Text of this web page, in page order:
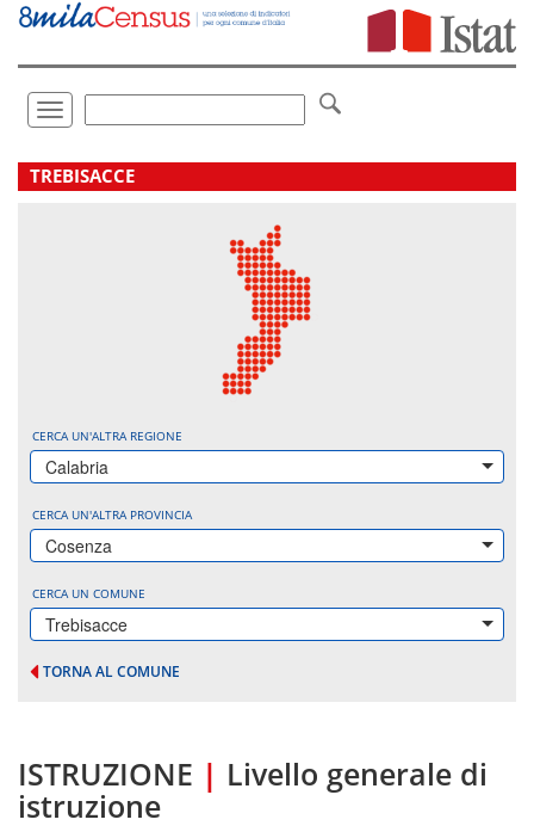
Vai
direttamente
Toggle
navigation
.
TREBISACCE
CERCA UN'ALTRA REGIONE
Calabria
CERCA UN'ALTRA PROVINCIA
Cosenza
CERCA UN COMUNE
Trebisacce
TORNA AL COMUNE
ISTRUZIONE | Livello generale di
istruzione